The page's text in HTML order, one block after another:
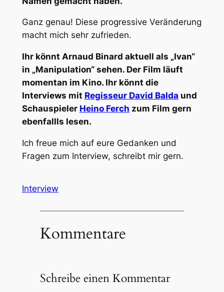
Ganz genau! Diese progressive Veränderung
macht mich sehr zufrieden.
Ihr könnt Arnaud Binard aktuell als „Ivan“
in „Manipulation“ sehen. Der Film läuft
momentan im Kino. Ihr könnt die
Interviews mit Regisseur David Balda und
Schauspieler Heino Ferch zum Film gern
ebenfallls lesen.
Ich freue mich auf eure Gedanken und
Fragen zum Interview, schreibt mir gern.
Interview
Kommentare
Schreibe einen Kommentar